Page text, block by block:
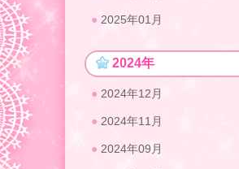
2025年01月
2024年
2024年12月
2024年11月
2024年09月